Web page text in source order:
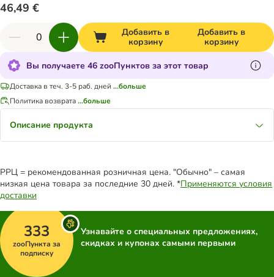
46,49 €
Добавить в
корзину
Добавить в
корзину
Вы получаете 46 zooПунктов за этот товар
Доставка в теч. 3-5 раб. дней ...больше
Политика возврата...больше
Описание продукта
РРЦ = рекомендованная розничная цена. "Обычно" – самая
низкая цена товара за последние 30 дней. *Применяются условия
доставки
333
zooПункта за
подписку
Узнавайте о специальных предложениях,
скидках и купонах самыми первыми